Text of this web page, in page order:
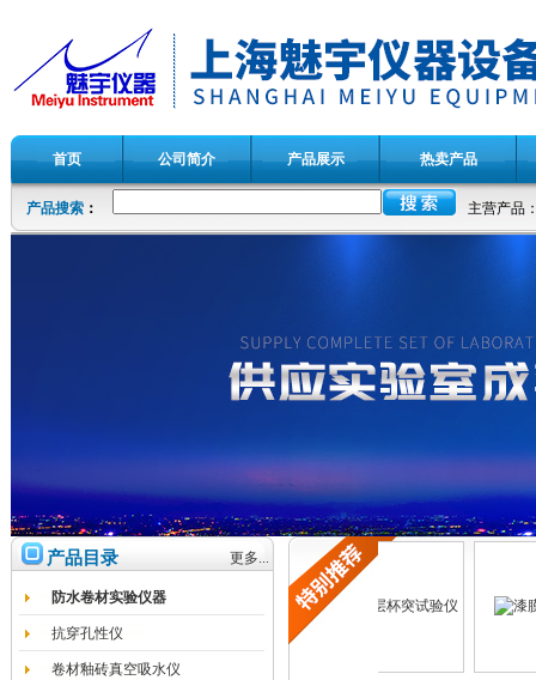
首页 公司简介 产品展示 热卖产品
产品搜索： 主营产品
产品目录 更多...
防水卷材实验仪器
抗穿孔性仪
卷材釉砖真空吸水仪